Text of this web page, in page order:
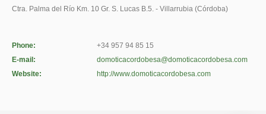
Ctra. Palma del Río Km. 10 Gr. S. Lucas B.5. - Villarrubia (Córdoba)
Phone:
+34 957 94 85 15
E-mail:
domoticacordobesa@domoticacordobesa.com
Website:
http://www.domoticacordobesa.com